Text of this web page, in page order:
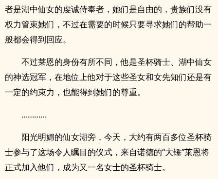
者是湖中仙女的虔诚侍奉者，她们是自由的，贵族们没有
权力管束她们，不过在需要的时候只要寻求她们的帮助一
般都会得到回应。
不过莱恩的身份有所不同，他是圣杯骑士、湖中仙女
的神选冠军，在地位上他对于这些圣女和女先知们还是有
一定的约束力，也能得到她们的尊重。
…………
阳光明媚的仙女湖旁，今天，大约有两百多位圣杯骑
士参与了这场令人瞩目的仪式，来自诺德的“大锤”莱恩将
正式加入他们，成为又一名女士的圣杯骑士。